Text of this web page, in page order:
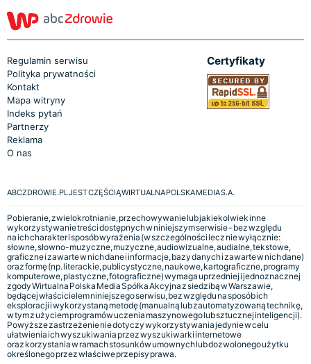
Regulamin serwisu
Polityka prywatności
Kontakt
Mapa witryny
Indeks pytań
Partnerzy
Reklama
O nas
Certyfikaty
ABCZDROWIE.PL JEST CZĘŚCIĄ WIRTUALNA POLSKA MEDIA S.A.
Pobieranie, zwielokrotnianie, przechowywanie lub jakiekolwiek inne
wykorzystywanie treści dostępnych w niniejszym serwisie - bez względu
na ich charakter i sposób wyrażenia (w szczególności lecz nie wyłącznie:
słowne, słowno-muzyczne, muzyczne, audiowizualne, audialne, tekstowe,
graficzne i zawarte w nich dane i informacje, bazy danych i zawarte w nich dane)
oraz formę (np. literackie, publicystyczne, naukowe, kartograficzne, programy
komputerowe, plastyczne, fotograficzne) wymaga uprzedniej i jednoznacznej
zgody Wirtualna Polska Media Spółka Akcyjna z siedzibą w Warszawie,
będącej właścicielem niniejszego serwisu, bez względu na sposób ich
eksploracji i wykorzystaną metodę (manualną lub zautomatyzowaną technikę,
w tym z użyciem programów uczenia maszynowego lub sztucznej inteligencji).
Powyższe zastrzeżenie nie dotyczy wykorzystywania jedynie w celu
ułatwienia ich wyszukiwania przez wyszukiwarki internetowe
oraz korzystania w ramach stosunków umownych lub dozwolonego użytku
określonego przez właściwe przepisy prawa.